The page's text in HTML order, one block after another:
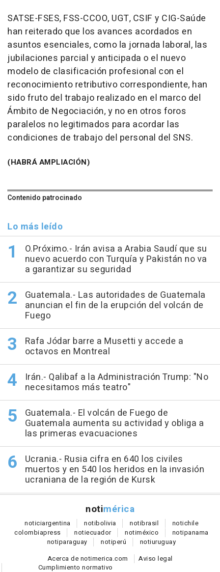
SATSE-FSES, FSS-CCOO, UGT, CSIF y CIG-Saúde
han reiterado que los avances acordados en
asuntos esenciales, como la jornada laboral, las
jubilaciones parcial y anticipada o el nuevo
modelo de clasificación profesional con el
reconocimiento retributivo correspondiente, han
sido fruto del trabajo realizado en el marco del
Ámbito de Negociación, y no en otros foros
paralelos no legitimados para acordar las
condiciones de trabajo del personal del SNS.
(HABRÁ AMPLIACIÓN)
Contenido patrocinado
Lo más leído
O.Próximo.- Irán avisa a Arabia Saudí que su
nuevo acuerdo con Turquía y Pakistán no va
a garantizar su seguridad
Guatemala.- Las autoridades de Guatemala
anuncian el fin de la erupción del volcán de
Fuego
Rafa Jódar barre a Musetti y accede a
octavos en Montreal
Irán.- Qalibaf a la Administración Trump: "No
necesitamos más teatro"
Guatemala.- El volcán de Fuego de
Guatemala aumenta su actividad y obliga a
las primeras evacuaciones
Ucrania.- Rusia cifra en 640 los civiles
muertos y en 540 los heridos en la invasión
ucraniana de la región de Kursk
notimérica
noticiargentina notibolivia notibrasil notichile
colombiapress notiecuador notiméxico notipanama
notiparaguay notiperú notiuruguay
Acerca de notimerica.com
Aviso legal
Cumplimiento normativo